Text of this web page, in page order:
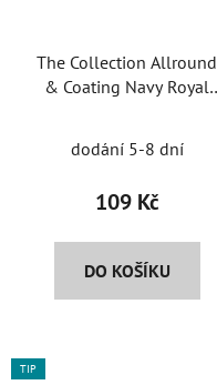
The Collection Allround
& Coating Navy Royal
dodání 5-8 dní
109 Kč
DO KOŠÍKU
TIP